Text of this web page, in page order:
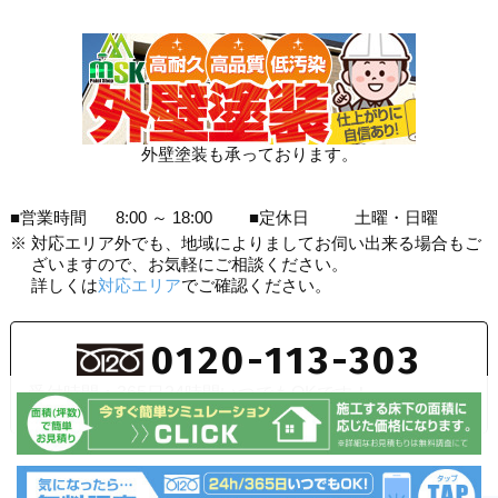
外壁塗装も承っております。
■営業時間 8:00 ～ 18:00 ■定休日
土曜・日曜
※ 対応エリア外でも、地域によりましてお伺い出来る場合もご
ざいますので、お気軽にご相談ください。
詳しくは対応エリアでご確認ください。
0120-113-303
受付時間：365日24時間いつでもOKです！
お気軽にご相談ください。
お問い合わせ